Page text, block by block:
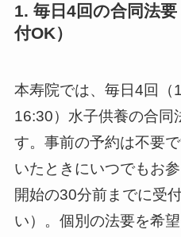
1. 毎日4回の合同法
付OK）
本寿院では、毎日4回（
16:30）水子供養の合同
す。事前の予約は不要
いたときにいつでもお
開始の30分前までに受
い）。個別の法要を希